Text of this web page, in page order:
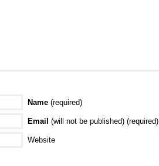
Name (required)
Email (will not be published) (required)
Website